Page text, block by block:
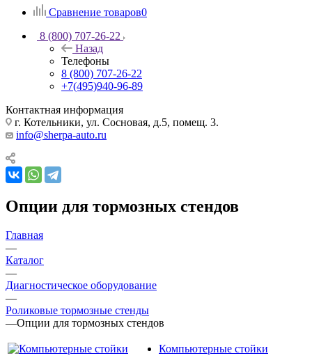
Сравнение товаров0
8 (800) 707-26-22
Назад
Телефоны
8 (800) 707-26-22
+7(495)940-96-89
Контактная информация
г. Котельники, ул. Сосновая, д.5, помещ. 3.
info@sherpa-auto.ru
Опции для тормозных стендов
Главная
—
Каталог
—
Диагностическое оборудование
—
Роликовые тормозные стенды
—Опции для тормозных стендов
Компьютерные стойки